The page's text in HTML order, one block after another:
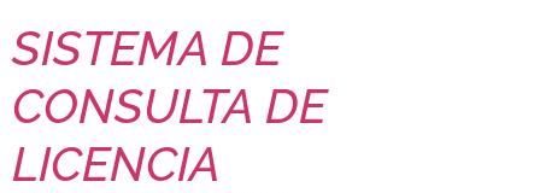
SISTEMA DE
CONSULTA DE
LICENCIA